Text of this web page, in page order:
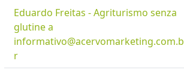
Eduardo Freitas - Agriturismo senza
glutine a
informativo@acervomarketing.com.b
r